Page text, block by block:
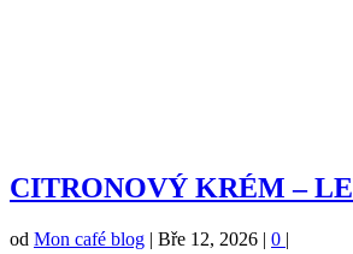
CITRONOVÝ KRÉM –
od Mon café blog | Bře 12, 2026 | 0 |